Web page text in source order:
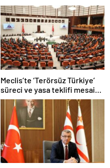
Meclis’te ‘Terörsüz Türkiye’
süreci ve yasa teklifi mesaisi:
Partilerden çarpıcı
açıklamalar